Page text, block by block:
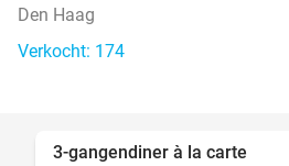
Den Haag
Verkocht: 174
3-gangendiner à la carte